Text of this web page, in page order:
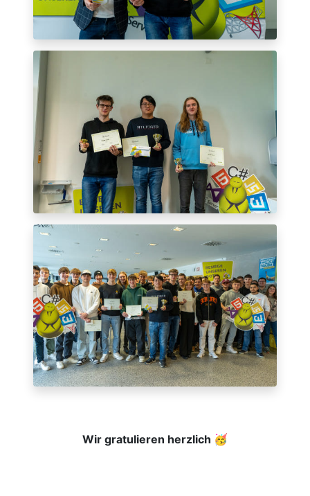
Wir gratulieren herzlich 🥳